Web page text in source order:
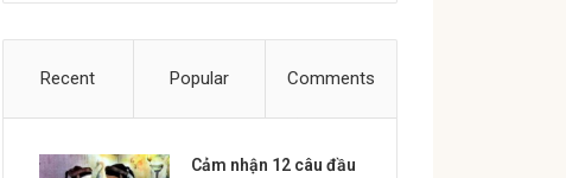
Recent Popular Comments
Cảm nhận 12 câu đầu